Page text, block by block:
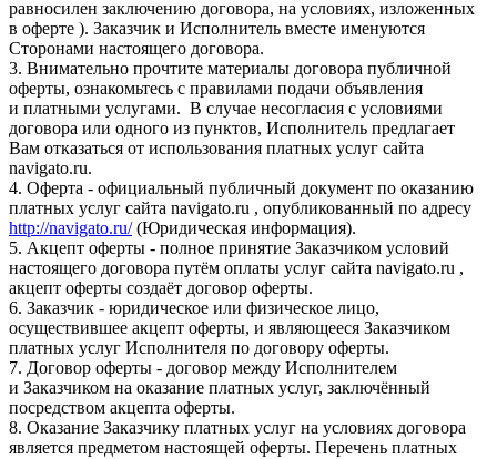
равносилен заключению договора, на условиях, изложенных
в оферте ). Заказчик и Исполнитель вместе именуются
Сторонами настоящего договора.
3. Внимательно прочтите материалы договора публичной
оферты, ознакомьтесь с правилами подачи объявления
и платными услугами. В случае несогласия с условиями
договора или одного из пунктов, Исполнитель предлагает
Вам отказаться от использования платных услуг сайта
navigato.ru.
4. Оферта - официальный публичный документ по оказанию
платных услуг сайта navigato.ru , опубликованный по адресу
http://navigato.ru/(Юридическая информация).
5. Акцепт оферты - полное принятие Заказчиком условий
настоящего договора путём оплаты услуг сайта navigato.ru ,
акцепт оферты создаёт договор оферты.
6. Заказчик - юридическое или физическое лицо,
осуществившее акцепт оферты, и являющееся Заказчиком
платных услуг Исполнителя по договору оферты.
7. Договор оферты - договор между Исполнителем
и Заказчиком на оказание платных услуг, заключённый
посредством акцепта оферты.
8. Оказание Заказчику платных услуг на условиях договора
является предметом настоящей оферты. Перечень платных